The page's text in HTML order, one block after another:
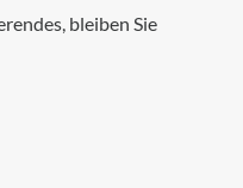
bleiben Sie